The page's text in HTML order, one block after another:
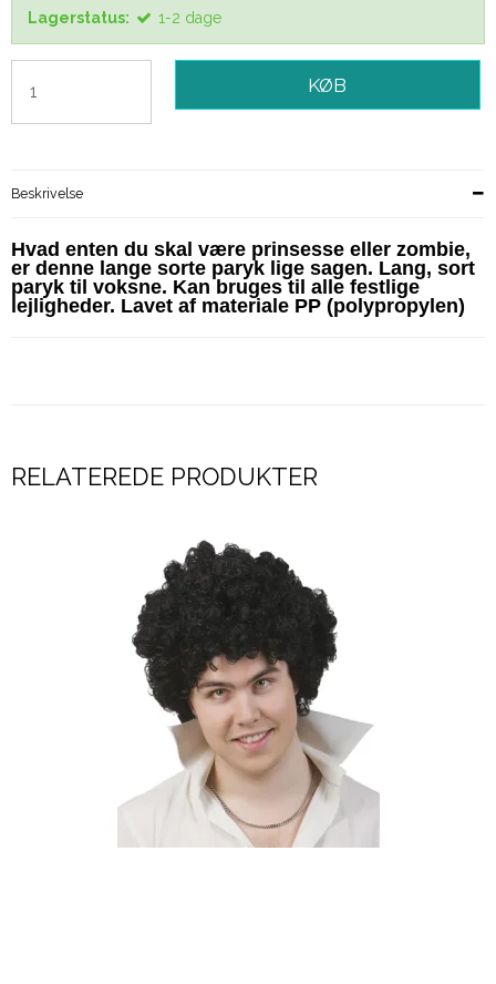
Lagerstatus: 1-2 dage
KØB
Beskrivelse
Hvad enten du skal være prinsesse eller zombie,
er denne lange sorte paryk lige sagen. Lang, sort
paryk til voksne. Kan bruges til alle festlige
lejligheder. Lavet af materiale PP (polypropylen)
RELATEREDE PRODUKTER